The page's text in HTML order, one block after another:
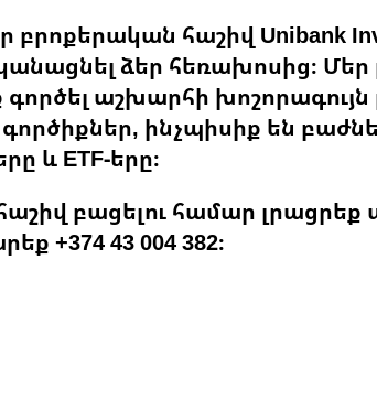
հաշիվ Unibank
ձեր հեռախոսից։ Մեր
գործել աշխարհի
գործիքներ, ինչպիսիք են
և ETF-երը։
բացելու համար լրացրեք
+374 43 004 382։